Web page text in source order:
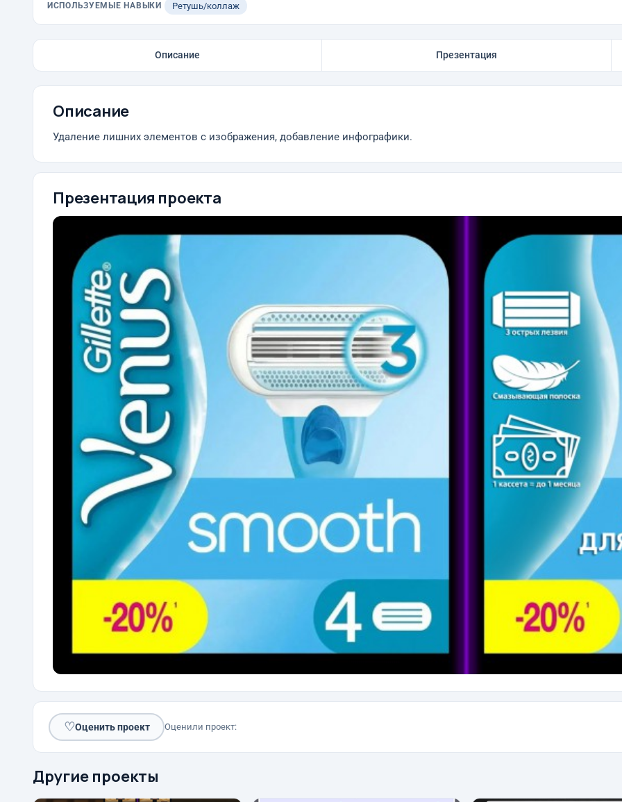
ИСПОЛЬЗУЕМЫЕ НАВЫКИ Ретушь/коллаж
Описание Презентация
Описание
Удаление лишних элементов с изображения, добавление инфографики.
Презентация проекта
♡Оценить проект Оценили проект:
Другие проекты